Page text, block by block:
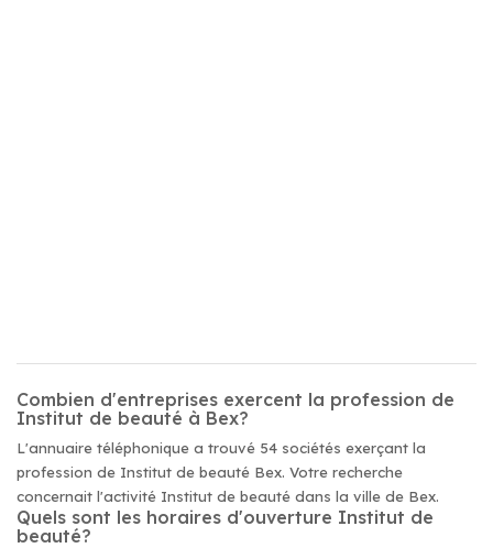
Combien d'entreprises exercent la profession de
Institut de beauté à Bex?
L'annuaire téléphonique a trouvé 54 sociétés exerçant la
profession de Institut de beauté Bex. Votre recherche
concernait l'activité Institut de beauté dans la ville de Bex.
Quels sont les horaires d'ouverture Institut de
beauté?